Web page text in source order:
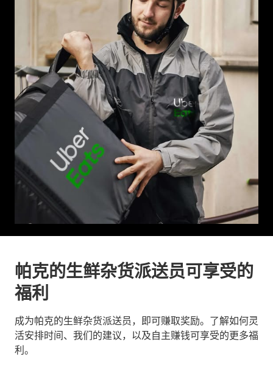
帕克的生鲜杂货派送员可享受的
福利
成为帕克的生鲜杂货派送员，即可赚取奖励。了解如何灵
活安排时间、我们的建议，以及自主赚钱可享受的更多福
利。